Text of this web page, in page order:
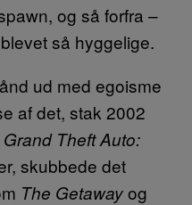
og så forfra –
så hyggelige.
ud med egoisme
af det, stak 2002
Grand Theft Auto:
skubbede det
The Getawayog